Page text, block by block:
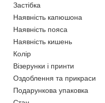
Застібка
Наявність капюшона
Наявність пояса
Наявність кишень
Колір
Візерунки і принти
Оздоблення та прикраси
Подарункова упаковка